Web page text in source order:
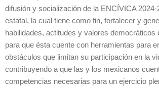
difusión y socialización de la ENCÍVICA 2024-
estatal, la cual tiene como fin, fortalecer y
habilidades, actitudes y valores democráticos
para que ésta cuente con herramientas para
obstáculos que limitan su participación en la
contribuyendo a que las y los mexicanos
competencias necesarias para un ejercicio